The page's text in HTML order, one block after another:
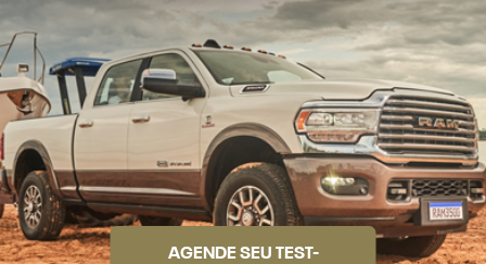
AGENDE SEU TEST-